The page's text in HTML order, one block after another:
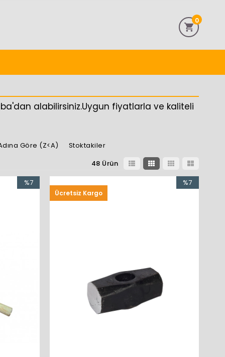
0
alabilirsiniz.Uygun fiyatlarla ve kaliteli
Göre (Z<A)
Stoktakiler
48 Ürün
%7
%7
Ücretsiz Kargo